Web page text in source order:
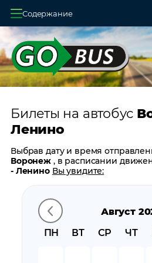
Содержание
Главная
О системе
Оплата и доставка
Возврат билетов
Заказ автобуса
Контакты
Билеты на автобус
Ленино
Август
ПН
ВТ СР ЧТ
Выбрав дату и время
Воронеж , в расписании
- Ленино Вы увидите:
время прибытия
время в пути
цену билета